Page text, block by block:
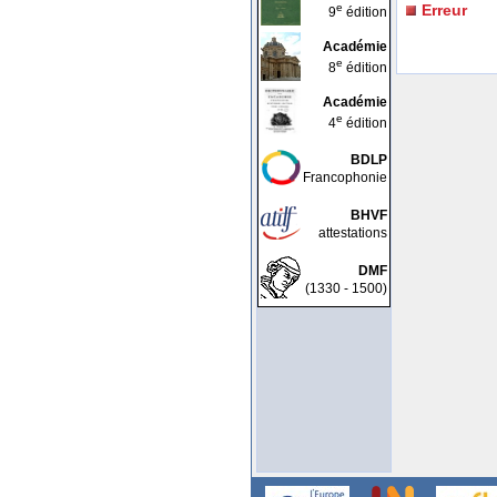
9e édition
Académie
8e édition
Académie
4e édition
BDLP
Francophonie
BHVF
attestations
DMF
(1330 - 1500)
Erreur